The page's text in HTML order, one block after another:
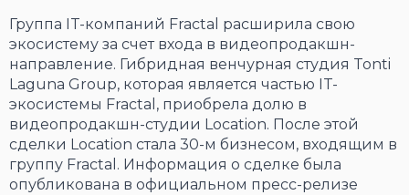
Группа IT-компаний Fractal расширила свою
экосистему за счет входа в видеопродакшн-
направление. Гибридная венчурная студия Tonti
Laguna Group, которая является частью IT-
экосистемы Fractal, приобрела долю в
видеопродакшн-студии Location. После этой
сделки Location стала 30-м бизнесом, входящим в
группу Fractal. Информация о сделке была
опубликована в официальном пресс-релизе